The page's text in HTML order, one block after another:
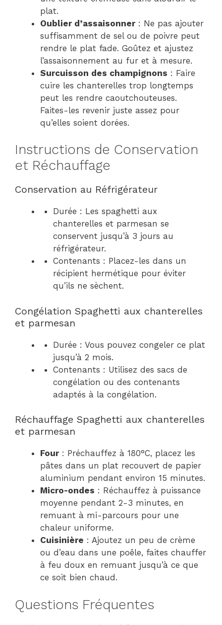
plat.
Oublier d’assaisonner: Ne pas ajouter
suffisamment de sel ou de poivre peut
rendre le plat fade. Goûtez et ajustez
l’assaisonnement au fur et à mesure.
Surcuisson des champignons : Faire
cuire les chanterelles trop longtemps
peut les rendre caoutchouteuses.
Faites-les revenir juste assez pour
qu’elles soient dorées.
Instructions de Conservation
et Réchauffage
Conservation au Réfrigérateur
Durée : Les spaghetti aux
chanterelles et parmesan se
conservent jusqu’à 3 jours au
réfrigérateur.
Contenants : Placez-les dans un
récipient hermétique pour éviter
qu’ils ne sèchent.
Congélation Spaghetti aux chanterelles
et parmesan
Durée : Vous pouvez congeler ce plat
jusqu’à 2 mois.
Contenants : Utilisez des sacs de
congélation ou des contenants
adaptés à la congélation.
Réchauffage Spaghetti aux chanterelles
et parmesan
Four: Préchauffez à 180°C, placez les
pâtes dans un plat recouvert de papier
aluminium pendant environ 15 minutes.
Micro-ondes : Réchauffez à puissance
moyenne pendant 2-3 minutes, en
remuant à mi-parcours pour une
chaleur uniforme.
Cuisinière : Ajoutez un peu de crème
ou d’eau dans une poêle, faites chauffer
à feu doux en remuant jusqu’à ce que
ce soit bien chaud.
Questions Fréquentes